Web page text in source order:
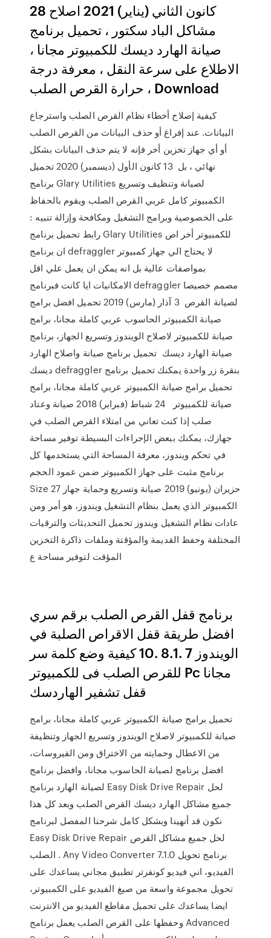
28 كانون الثاني (يناير) 2021 اصلاح
مشاكل الباد سكتور ، تحميل برنامج
صيانة الهارد ديسك للكمبيوتر مجانا ،
الاطلاع على سرعة النقل ، معرفة درجة
حرارة القرص الصلب ، Download
كيفية إصلاح أخطاء نظام القرص الصلب واسترجاع
البيانات. عند إفراغ أو حذف البيانات من القرص الصلب
أو أي جهاز تخزين أخر فإنه لا يتم حذف البيانات بشكل
نهائي ، بل 13 كانون الأول (ديسمبر) 2020 تحميل
برنامج Glary Utilities لصيانة وتنظيف وتسريع
الكمبيوتر كامل عربي القرص الصلب ويقوم بالحفاظ
على الخصوصية وبرامج التشغيل ومكافحة وإزالة تنبيه :
رابط تحميل برنامج Glary Utilities للكمبيوتر أخر اص
ان برنامج defraggler لا يحتاج الي جهاز كمبيوتر
بمواصفات عالية بل انه يمكن ان يعمل علي اقل
الامكانيات ايا كانت فبرنامج defraggler مصمم خصيصا
لصيانة القرص 3 آذار (مارس) 2019 تحميل افضل برامج
صيانة الكمبيوتر الحاسوب عربي كاملة مجانا، برامج
صيانة للكمبيوتر لاصلاح الويندوز وتسريع الجهاز، برنامج
صيانة الهارد ديسك تحميل برنامج صيانة واصلاح الهارد
ديسك defraggler بنقرة زر واحدة يمكنك تحميل برنامج
تحميل برامج صيانة الكمبيوتر عربي كاملة مجانا، برامج
صيانة للكمبيوتر 24 شباط (فبراير) 2018 صيانة وعتاد
صلب إذا كنت تعاني من امتلاء القرص الصلب في
جهازك، يمكنك ببعض الإجراءات البسيطة توفير مساحة
في تحكم ويندوز، معرفة المساحة التي يستخدمها كل
برنامج مثبت على جهاز الكمبيوتر ضمن عمود الحجم
Size 27 حزيران (يونيو) 2019 صيانة وتسريع وحماية جهاز
الكمبيوتر الذي يعمل بنظام التشغيل ويندوز، هو أمر ومن
عادات نظام التشغيل ويندوز تحميل التحديثات والترقيات
المختلفة وحفظ القديمة والمؤقتة وملفات ذاكرة التخزين
المؤقت لتوفير مساحة ع
برنامج قفل القرص الصلب برقم سري
افضل طريقة قفل الاقراص الصلبة في
الويندوز 7 .8.1 .10 كيفية وضع كلمة سر
للقرص الصلب فى للكمبيوتر Pc مجانا
قفل تشفير الهاردسك
تحميل برامج صيانة الكمبيوتر عربي كاملة مجانا، برامج
صيانة للكمبيوتر لاصلاح الويندوز وتسريع الجهاز وتنظيفة
من الاعطال وحمايته من الاختراق ومن الفيروسات،
افضل برنامج لصيانة الحاسوب مجانا، وافضل برنامج
لصيانة الهارد برنامج Easy Disk Drive Repair لحل
جميع مشاكل الهارد ديسك القرص الصلب وبعد كل هذا
نكون قد أنهينا وبشكل كامل شرحنا المفصل لبرنامج
Easy Disk Drive Repair لحل جميع مشاكل القرص
الصلب . Any Video Converter 7.1.0 برنامج تحويل
الفيديو، اني فيديو كونفرتر تطبيق مجاني يساعدك على
تحويل مجموعة واسعة من صيغ الفيديو على الكمبيوتر،
ايضا يساعدك على تحميل مقاطع الفيديو من الانترنت
وحفظها على القرص الصلب يعمل برنامج Advanced